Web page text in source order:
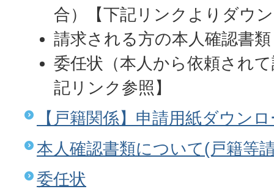
合）【下記リンクよりダウ
請求される方の本人確認書
委任状（本人から依頼され
記リンク参照】
【戸籍関係】申請用紙ダウン
本人確認書類について(戸籍等
委任状